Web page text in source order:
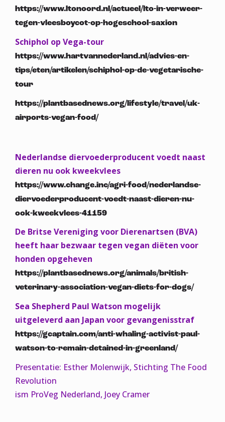
https://www.ltonoord.nl/actueel/lto-in-verweer-
tegen-vleesboycot-op-hogeschool-saxion
Schiphol op Vega-tour
https://www.hartvannederland.nl/advies-en-
tips/eten/artikelen/schiphol-op-de-vegetarische-
tour
https://plantbasednews.org/lifestyle/travel/uk-
airports-vegan-food/
Nederlandse diervoederproducent voedt naast
dieren nu ook kweekvlees
https://www.change.inc/agri-food/nederlandse-
diervoederproducent-voedt-naast-dieren-nu-
ook-kweekvlees-41159
De Britse Vereniging voor Dierenartsen (BVA)
heeft haar bezwaar tegen vegan diëten voor
honden opgeheven
https://plantbasednews.org/animals/british-
veterinary-association-vegan-diets-for-dogs/
Sea Shepherd Paul Watson mogelijk
uitgeleverd aan Japan voor gevangenisstraf
https://gcaptain.com/anti-whaling-activist-paul-
watson-to-remain-detained-in-greenland/
Presentatie: Esther Molenwijk, Stichting The Food
Revolution
ism ProVeg Nederland, Joey Cramer